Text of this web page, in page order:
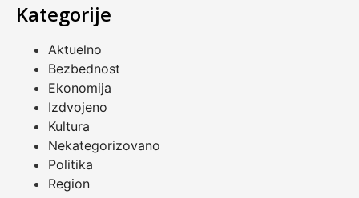
Kategorije
Aktuelno
Bezbednost
Ekonomija
Izdvojeno
Kultura
Nekategorizovano
Politika
Region